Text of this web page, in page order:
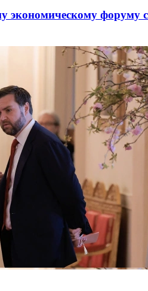
экономическому форуму